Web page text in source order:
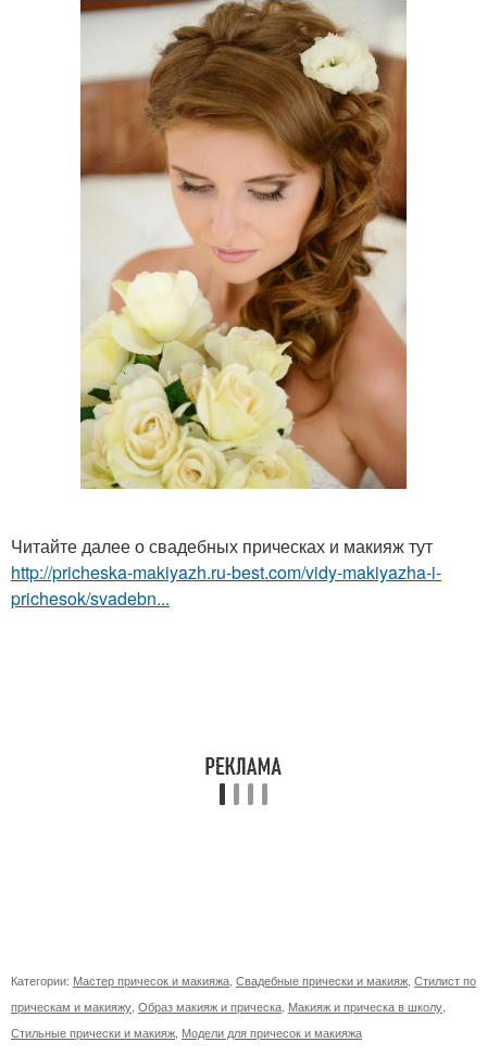
Читайте далее о свадебных прическах и макияж тут
http://pricheska-makiyazh.ru-best.com/vidy-makiyazha-i-
prichesok/svadebn...
Категории: Мастер причесок и макияжа Свадебные прически и макияж Стилист по
прическам и макияжу Образ макияж и прическа Макияж и прическа в школу
Стильные прически и макияж Модели для причесок и макияжа